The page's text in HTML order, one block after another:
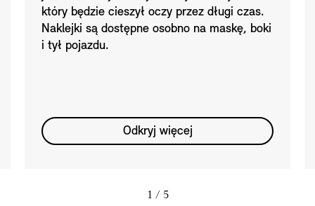
który będzie cieszył oczy przez długi czas.
Naklejki są dostępne osobno na maskę, boki
i tył pojazdu.
Odkryj więcej
1 / 5